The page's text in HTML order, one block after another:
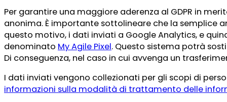
Per garantire una maggiore aderenza al GDPR in
anonima. È importante sottolineare che la semplice
questo motivo, i dati inviati a Google Analytics, e
denominato My Agile Pixel. Questo sistema potrà
Di conseguenza, nel caso in cui avvenga un
I dati inviati vengono collezionati per gli scopi di
informazioni sulla modalità di trattamento delle